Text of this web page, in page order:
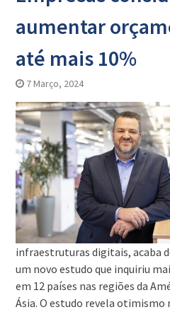
aumentar
até mais 10%
7 Março, 2024
infraestruturas digitais, acaba
um novo estudo que inquiriu
em 12 países nas regiões da
Ásia. O estudo revela